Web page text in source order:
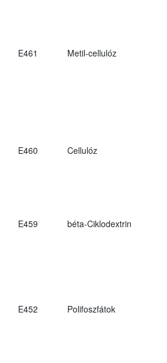
E461 Metil-cellulóz
E460 Cellulóz
E459
béta-Ciklodextrin
E452 Polifoszfátok